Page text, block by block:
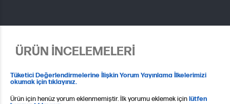
ÜRÜN İNCELEMELERİ
Tüketici Değerlendirmelerine İlişkin Yorum Yayınlama İlkelerimizi
okumak için tıklayınız.
Ürün için henüz yorum eklenmemiştir. İlk yorumu eklemek içinlütfen